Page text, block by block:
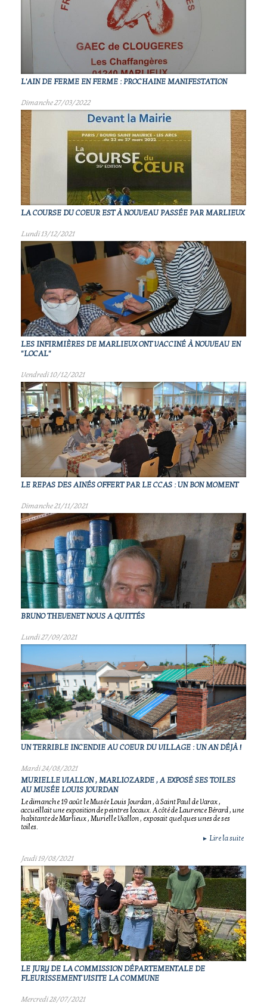
L'AIN DE FERME EN FERME : PROCHAINE MANIFESTATION
Dimanche 27/03/2022
LA COURSE DU COEUR EST À NOUVEAU PASSÉE PAR MARLIEUX
Lundi 13/12/2021
LES INFIRMIÈRES DE MARLIEUX ONT VACCINÉ À NOUVEAU EN
"LOCAL"
Vendredi 10/12/2021
LE REPAS DES AINÉS OFFERT PAR LE CCAS : UN BON MOMENT
Dimanche 21/11/2021
BRUNO THEVENET NOUS A QUITTÉS
Lundi 27/09/2021
UN TERRIBLE INCENDIE AU COEUR DU VILLAGE : UN AN DÉJÀ !
Mardi 24/08/2021
MURIELLE VIALLON , MARLIOZARDE , A EXPOSÉ SES TOILES
AU MUSÉE LOUIS JOURDAN
Le dimanche 19 août le Musée Louis Jourdan , à Saint Paul de Varax ,
accueillait une exposition de peintres locaux. A côté de Laurence Bérard , une
habitante de Marlieux , Murielle Viallon , exposait quelques unes de ses
toiles.
► Lire la suite
Jeudi 19/08/2021
LE JURY DE LA COMMISSION DÉPARTEMENTALE DE
FLEURISSEMENT VISITE LA COMMUNE
Mercredi 28/07/2021